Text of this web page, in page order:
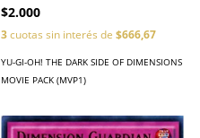
$2.000
3cuotas sin interés de$666,67
YU-GI-OH! THE DARK SIDE OF DIMENSIONS
MOVIE PACK (MVP1)